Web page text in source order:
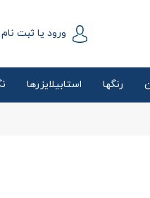
ورود یا ثبت نام
رنگها استابیلایزرها